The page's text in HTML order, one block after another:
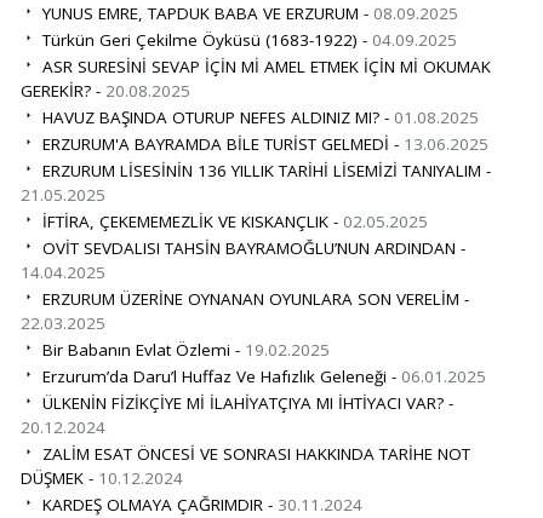
YUNUS EMRE, TAPDUK BABA VE ERZURUM - 08.09.2025
Türkün Geri Çekilme Öyküsü (1683-1922) - 04.09.2025
ASR SURESİNİ SEVAP İÇİN Mİ AMEL ETMEK İÇİN Mİ OKUMAK
GEREKİR? - 20.08.2025
HAVUZ BAŞINDA OTURUP NEFES ALDINIZ MI? - 01.08.2025
ERZURUM'A BAYRAMDA BİLE TURİST GELMEDİ - 13.06.2025
ERZURUM LİSESİNİN 136 YILLIK TARİHİ LİSEMİZİ TANIYALIM -
21.05.2025
İFTİRA, ÇEKEMEMEZLİK VE KISKANÇLIK - 02.05.2025
OVİT SEVDALISI TAHSİN BAYRAMOĞLU’NUN ARDINDAN -
14.04.2025
ERZURUM ÜZERİNE OYNANAN OYUNLARA SON VERELİM -
22.03.2025
Bir Babanın Evlat Özlemi - 19.02.2025
Erzurum’da Daru’l Huffaz Ve Hafızlık Geleneği - 06.01.2025
ÜLKENİN FİZİKÇİYE Mİ İLAHİYATÇIYA MI İHTİYACI VAR? -
20.12.2024
ZALİM ESAT ÖNCESİ VE SONRASI HAKKINDA TARİHE NOT
DÜŞMEK - 10.12.2024
KARDEŞ OLMAYA ÇAĞRIMDIR - 30.11.2024